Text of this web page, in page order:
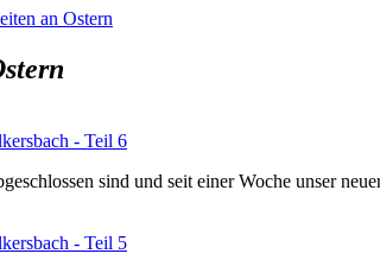
an Ostern
- Teil 6
sind und seit einer Woche unser
- Teil 5